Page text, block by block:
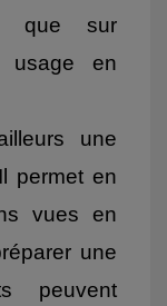
que sur
usage en
une
permet en
vues en
une
peuvent